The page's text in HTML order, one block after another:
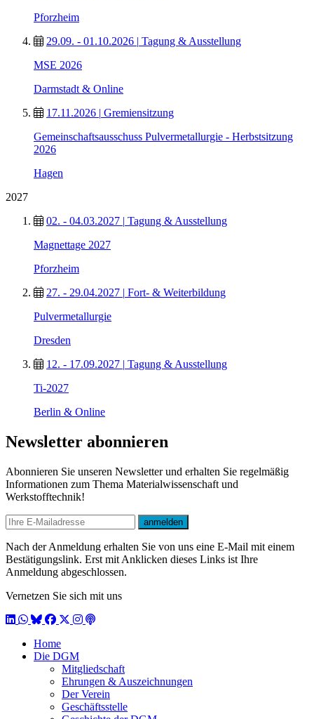
Pforzheim
29.09. - 01.10.2026 | Tagung & Ausstellung
MSE 2026
Darmstadt & Online
17.11.2026 | Gremiensitzung
Gemeinschaftsausschuss Pulvermetallurgie - Herbstsitzung
2026
Hagen
2027
02. - 04.03.2027 | Tagung & Ausstellung
Magnettage 2027
Pforzheim
27. - 29.04.2027 | Fort- & Weiterbildung
Pulvermetallurgie
Dresden
12. - 17.09.2027 | Tagung & Ausstellung
Ti-2027
Berlin & Online
Newsletter abonnieren
Abonnieren Sie unseren Newsletter und erhalten Sie regelmäßig
Informationen zum Thema Materialwissenschaft und
Werkstofftechnik!
E-mail
anmelden
Nach der Anmeldung erhalten Sie von uns eine E-Mail mit einem
Bestätigungslink. Erst mit Anklicken dieses Links ist Ihre
Anmeldung abgeschlossen.
Vernetzen Sie sich mit uns
LinkedIn
WhatsApp
BlueSky
Facebook
X / Twitter
Instagram
Podcast
Home
Die DGM
Mitgliedschaft
Ehrungen & Auszeichnungen
Der Verein
Geschäftsstelle